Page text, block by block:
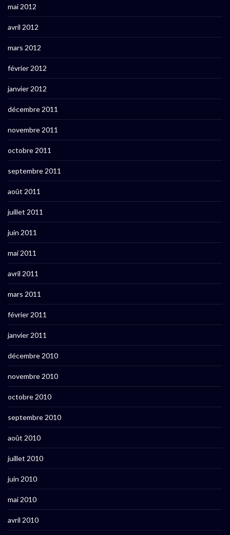
mai 2012
avril 2012
mars 2012
février 2012
janvier 2012
décembre 2011
novembre 2011
octobre 2011
septembre 2011
août 2011
juillet 2011
juin 2011
mai 2011
avril 2011
mars 2011
février 2011
janvier 2011
décembre 2010
novembre 2010
octobre 2010
septembre 2010
août 2010
juillet 2010
juin 2010
mai 2010
avril 2010